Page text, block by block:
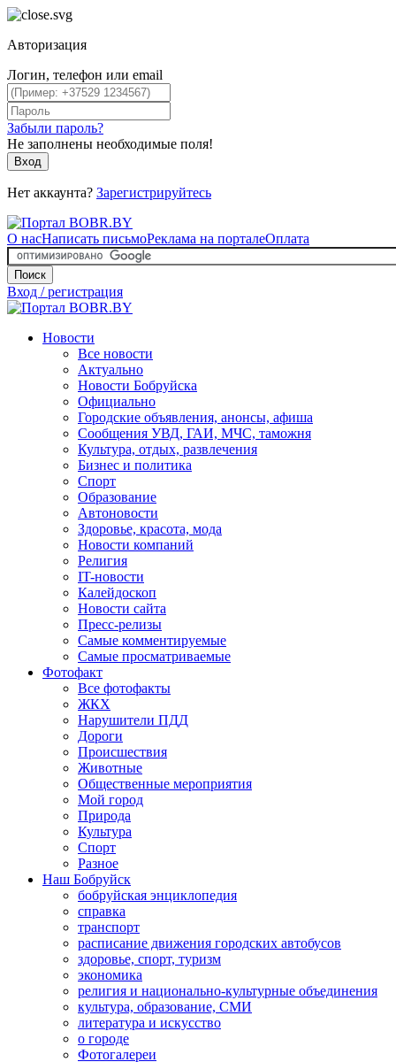
Авторизация
Логин, телефон или email
Забыли пароль?
Не заполнены необходимые поля!
Вход
Нет аккаунта? Зарегистрируйтесь
О насНаписать письмоРеклама на порталеОплата
Поиск
Вход / регистрация
Новости
Все новости
Актуально
Новости Бобруйска
Официально
Городские объявления, анонсы, афиша
Сообщения УВД, ГАИ, МЧС, таможня
Культура, отдых, развлечения
Бизнес и политика
Спорт
Образование
Автоновости
Здоровье, красота, мода
Новости компаний
Религия
IT-новости
Калейдоскоп
Новости сайта
Пресс-релизы
Самые комментируемые
Самые просматриваемые
Фотофакт
Все фотофакты
ЖКХ
Нарушители ПДД
Дороги
Происшествия
Животные
Общественные мероприятия
Мой город
Природа
Культура
Спорт
Разное
Наш Бобруйск
бобруйская энциклопедия
справка
транспорт
расписание движения городских автобусов
здоровье, спорт, туризм
экономика
религия и национально-культурные объединения
культура, образование, СМИ
литература и искусство
о городе
Фотогалереи